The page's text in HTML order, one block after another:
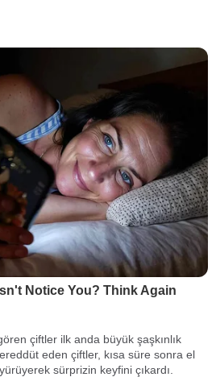
gören çiftler ilk anda büyük şaşkınlık
eden çiftler, kısa süre sonra el
sürprizin keyfini çıkardı.